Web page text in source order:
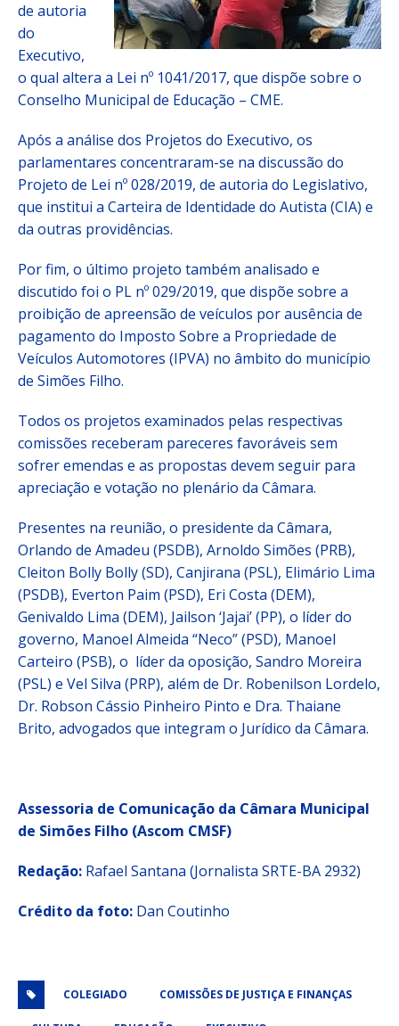
de autoria
do
Executivo,
o qual altera a Lei nº 1041/2017, que dispõe sobre o
Conselho Municipal de Educação – CME.
Após a análise dos Projetos do Executivo, os
parlamentares concentraram-se na discussão do
Projeto de Lei nº 028/2019, de autoria do Legislativo,
que institui a Carteira de Identidade do Autista (CIA) e
da outras providências.
Por fim, o último projeto também analisado e
discutido foi o PL nº 029/2019, que dispõe sobre a
proibição de apreensão de veículos por ausência de
pagamento do Imposto Sobre a Propriedade de
Veículos Automotores (IPVA) no âmbito do município
de Simões Filho.
Todos os projetos examinados pelas respectivas
comissões receberam pareceres favoráveis sem
sofrer emendas e as propostas devem seguir para
apreciação e votação no plenário da Câmara.
Presentes na reunião, o presidente da Câmara,
Orlando de Amadeu (PSDB), Arnoldo Simões (PRB),
Cleiton Bolly Bolly (SD), Canjirana (PSL), Elimário Lima
(PSDB), Everton Paim (PSD), Eri Costa (DEM),
Genivaldo Lima (DEM), Jailson ‘Jajai’ (PP), o líder do
governo, Manoel Almeida “Neco” (PSD), Manoel
Carteiro (PSB), o líder da oposição, Sandro Moreira
(PSL) e Vel Silva (PRP), além de Dr. Robenilson Lordelo,
Dr. Robson Cássio Pinheiro Pinto e Dra. Thaiane
Brito, advogados que integram o Jurídico da Câmara.
Assessoria de Comunicação da Câmara Municipal
de Simões Filho (Ascom CMSF)
Redação: Rafael Santana (Jornalista SRTE-BA 2932)
Crédito da foto: Dan Coutinho
COLEGIADO COMISSÕES DE JUSTIÇA E FINANÇAS